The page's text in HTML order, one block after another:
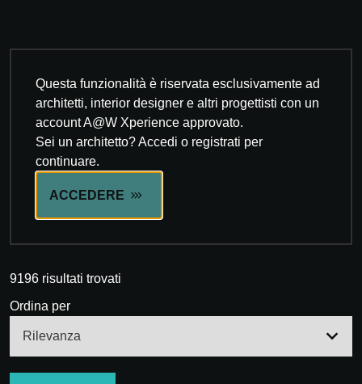
Ordina per
9196 risultati trovati
Questa funzionalità è riservata esclusivamente ad
architetti, interior designer e altri progettisti con un
account A@W Xperience approvato.
Sei un architetto? Accedi o registrati per
continuare.
ACCEDERE